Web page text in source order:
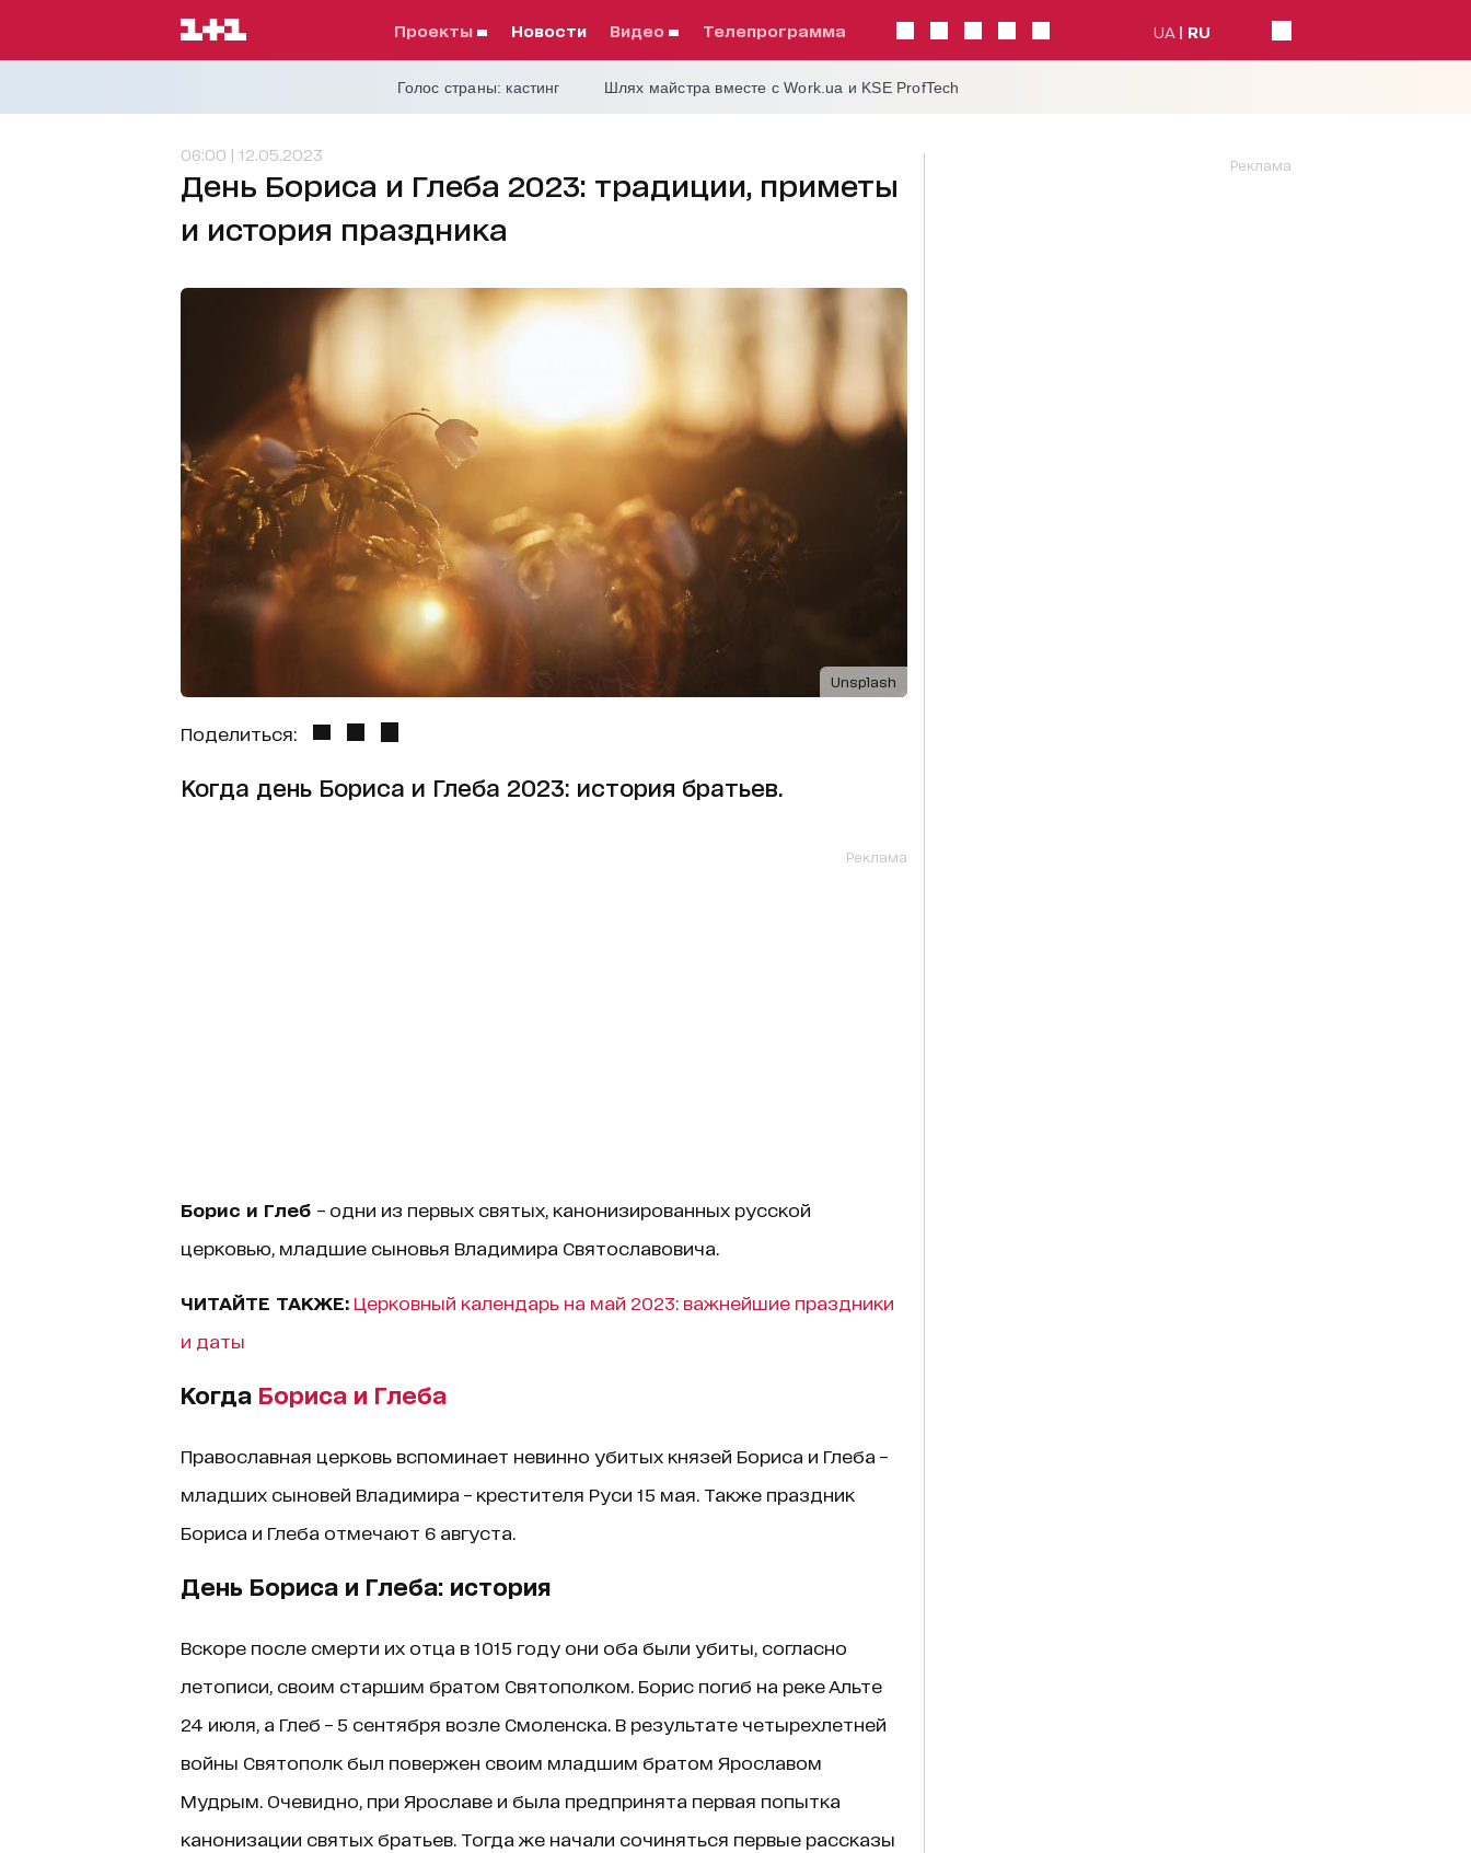
проекты Новости видео телепрограмма UA RU
Голос страны: кастинг Шлях майстра вместе с Work.ua и KSE ProfTech
06:00 | 12.05.2023
День Бориса и Глеба 2023: традиции, приметы
и история праздника
Unsplash
Поделиться:
Когда день Бориса и Глеба 2023: история братьев.
Реклама
Борис и Глеб – одни из первых святых, канонизированных русской
церковью, младшие сыновья Владимира Святославовича.
ЧИТАЙТЕ ТАКЖЕ: Церковный календарь на май 2023: важнейшие праздники
и даты
Когда Бориса и Глеба
Православная церковь вспоминает невинно убитых князей Бориса и Глеба –
младших сыновей Владимира – крестителя Руси 15 мая. Также праздник
Бориса и Глеба отмечают 6 августа.
День Бориса и Глеба: история
Вскоре после смерти их отца в 1015 году они оба были убиты, согласно
летописи, своим старшим братом Святополком. Борис погиб на реке Альте
24 июля, а Глеб – 5 сентября возле Смоленска. В результате четырехлетней
войны Святополк был повержен своим младшим братом Ярославом
Мудрым. Очевидно, при Ярославе и была предпринята первая попытка
канонизации святых братьев. Тогда же начали сочиняться первые рассказы
Реклама